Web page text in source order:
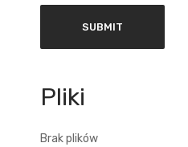
Brak plików